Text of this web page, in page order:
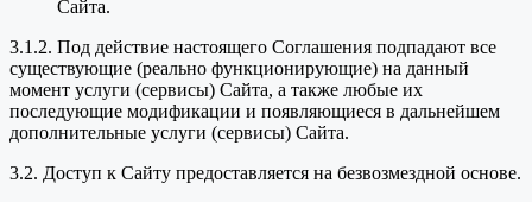
Сайта.
3.1.2. Под действие настоящего Соглашения подпадают все
существующие (реально функционирующие) на данный
момент услуги (сервисы) Сайта, а также любые их
последующие модификации и появляющиеся в дальнейшем
дополнительные услуги (сервисы) Сайта.
3.2. Доступ к Сайту предоставляется на безвозмездной основе.